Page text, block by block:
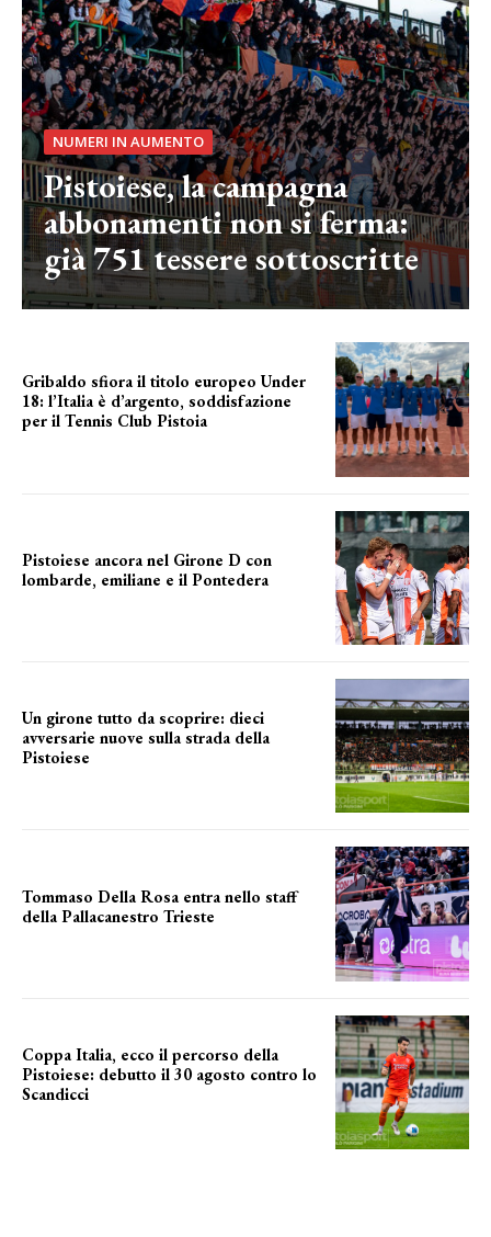
NUMERI IN AUMENTO
Pistoiese, la campagna
abbonamenti non si ferma:
già 751 tessere sottoscritte
Gribaldo sfiora il titolo europeo Under
18: l’Italia è d’argento, soddisfazione
per il Tennis Club Pistoia
Pistoiese ancora nel Girone D con
lombarde, emiliane e il Pontedera
Un girone tutto da scoprire: dieci
avversarie nuove sulla strada della
Pistoiese
Tommaso Della Rosa entra nello staff
della Pallacanestro Trieste
Coppa Italia, ecco il percorso della
Pistoiese: debutto il 30 agosto contro lo
Scandicci